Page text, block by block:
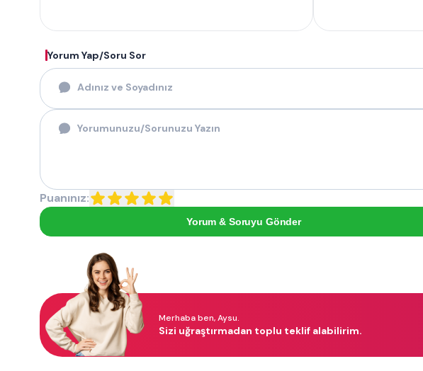
Yorum Yap/Soru Sor
Puanınız:
Yorum & Soruyu Gönder
Merhaba ben, Aysu.
Sizi uğraştırmadan toplu teklif alabilirim.